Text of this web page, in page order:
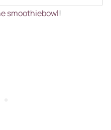
smoothiebowl!